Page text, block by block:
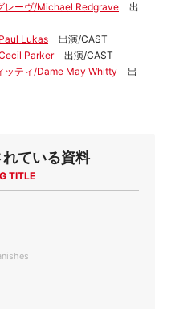
レーヴ/Michael Redgrave
出
Lukas
出演/CAST
Parker
出演/CAST
ッティ/Dame May Whitty
出
ている資料
TITLE